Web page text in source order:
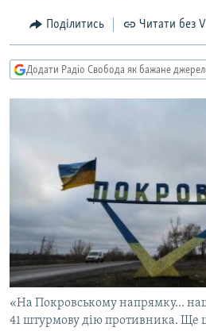
пошукуКУЛЬТУРА
СПОРТ
КРИМ.РЕАЛІЇ
ТИ ЯК?
СПЕЦПРОЄКТИ
ПОДКАСТИ
КРИМ РЕАЛІЇ
РУС
УКР
Поділитись Читати без
Додати Радіо Свобода як бажане
«На Покровському напрямку...
41 штурмову дію противника. Ще